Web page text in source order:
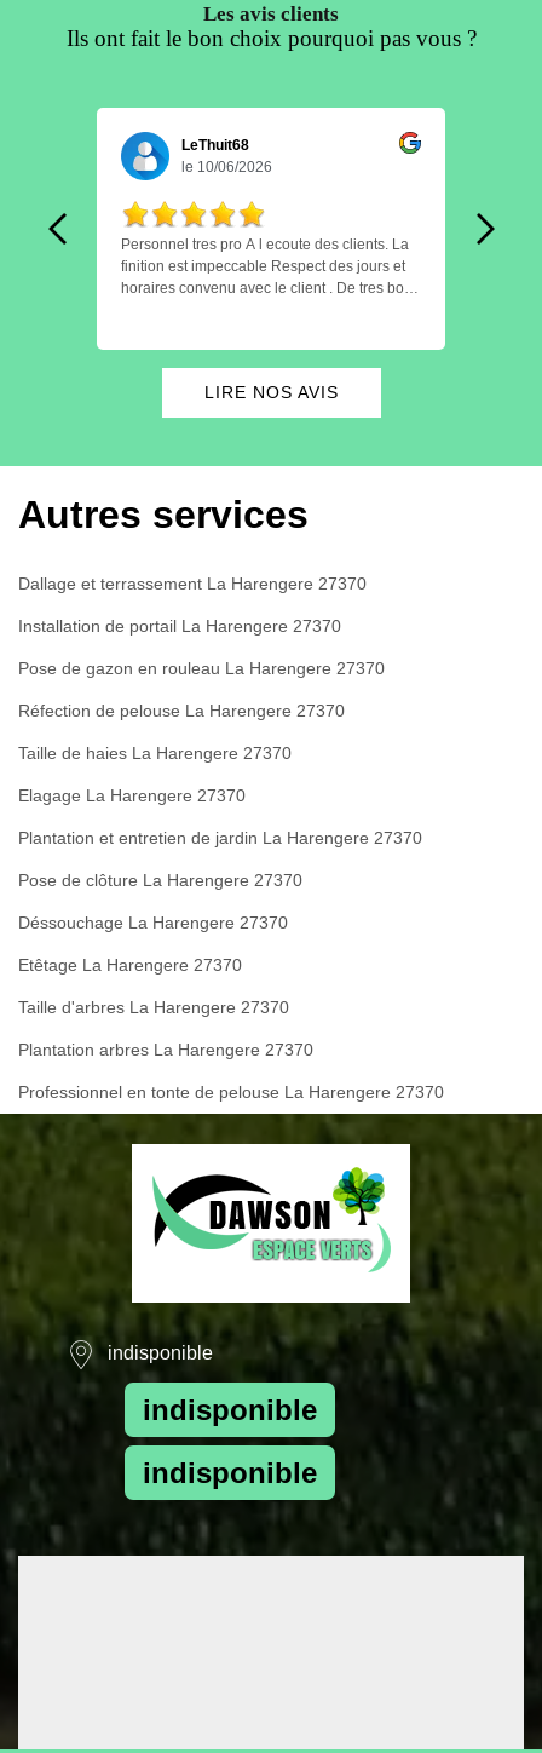
Les avis clients
Ils ont fait le bon choix pourquoi pas vous ?
LeThuit68
le 10/06/2026
Personnel tres pro A l ecoute des clients. La
finition est impeccable Respect des jours et
horaires convenu avec le client . De tres bon
LIRE NOS AVIS
Autres services
Dallage et terrassement La Harengere 27370
Installation de portail La Harengere 27370
Pose de gazon en rouleau La Harengere 27370
Réfection de pelouse La Harengere 27370
Taille de haies La Harengere 27370
Elagage La Harengere 27370
Plantation et entretien de jardin La Harengere 27370
Pose de clôture La Harengere 27370
Déssouchage La Harengere 27370
Etêtage La Harengere 27370
Taille d'arbres La Harengere 27370
Plantation arbres La Harengere 27370
Professionnel en tonte de pelouse La Harengere 27370
indisponible
indisponible
indisponible